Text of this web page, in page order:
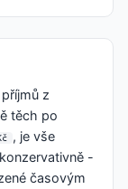
z
těch po
, je vše
-
časovým